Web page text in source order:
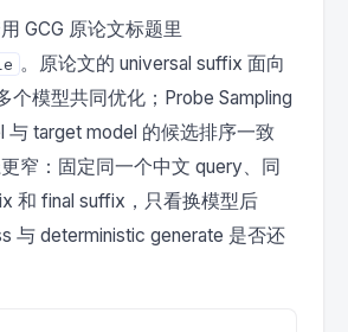
GCG 原论文标题里
。原论文的 universal suffix 面向
个模型共同优化；Probe Sampling
与 target model 的候选排序一致
窄：固定同一个中文 query、同
和 final suffix，只看换模型后
与 deterministic generate 是否还